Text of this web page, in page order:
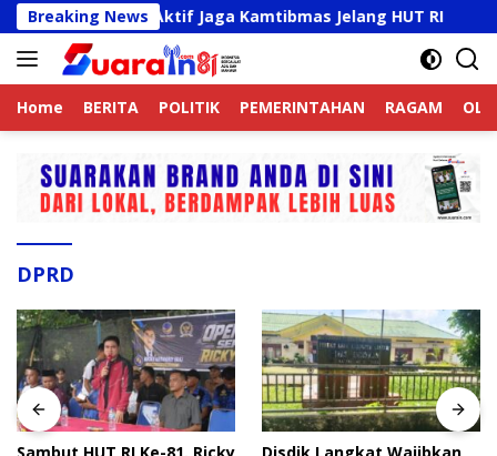
Langsung
ke
konten
Breaking News
Online Aktif Jaga Kamtibmas Jelang HUT RI
Home BERITA POLITIK PEMERINTAHAN RAGAM
DPRD